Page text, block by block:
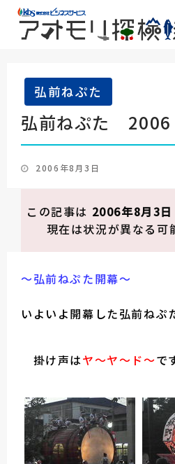
弘前ねぷた
弘前ねぷた
投
日:
2006年8月3日
この記事は 2006年8月3日
現在は状況が異なる可
～弘前ねぷた開幕～
いよいよ開幕した弘前ねぷ
掛け声はヤ～ヤ～ド～で